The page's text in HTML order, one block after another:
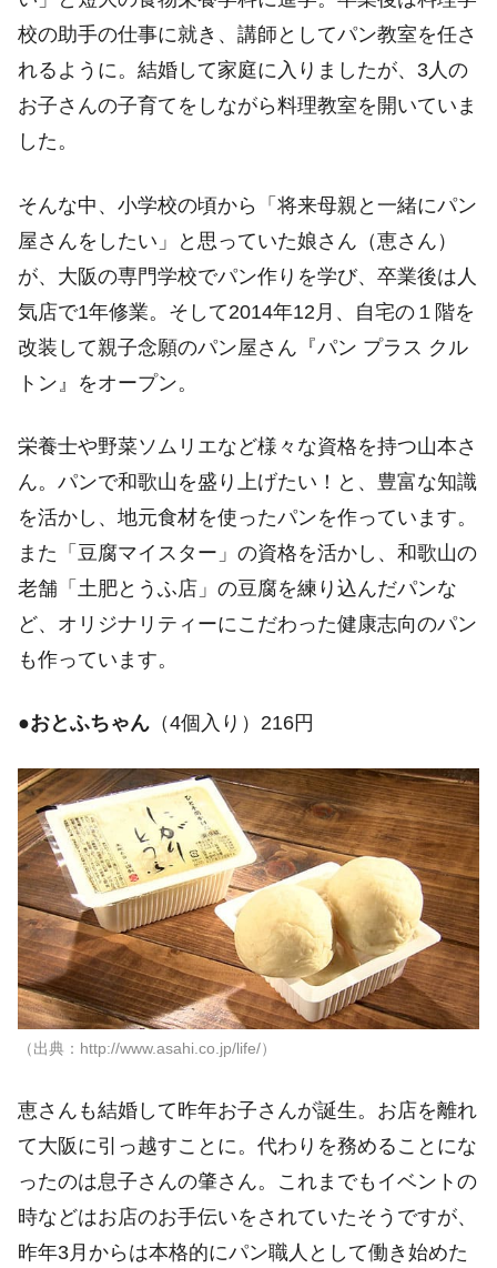
校の助手の仕事に就き、講師としてパン教室を任さ
れるように。結婚して家庭に入りましたが、3人の
お子さんの子育てをしながら料理教室を開いていま
した。
そんな中、小学校の頃から「将来母親と一緒にパン
屋さんをしたい」と思っていた娘さん（恵さん）
が、大阪の専門学校でパン作りを学び、卒業後は人
気店で1年修業。そして2014年12月、自宅の１階を
改装して親子念願のパン屋さん『パン プラス クル
トン』をオープン。
栄養士や野菜ソムリエなど様々な資格を持つ山本さ
ん。パンで和歌山を盛り上げたい！と、豊富な知識
を活かし、地元食材を使ったパンを作っています。
また「豆腐マイスター」の資格を活かし、和歌山の
老舗「土肥とうふ店」の豆腐を練り込んだパンな
ど、オリジナリティーにこだわった健康志向のパン
も作っています。
●おとふちゃん （4個入り）216円
（出典：http://www.asahi.co.jp/life/）
恵さんも結婚して昨年お子さんが誕生。お店を離れ
て大阪に引っ越すことに。代わりを務めることにな
ったのは息子さんの肇さん。これまでもイベントの
時などはお店のお手伝いをされていたそうですが、
昨年3月からは本格的にパン職人として働き始めた